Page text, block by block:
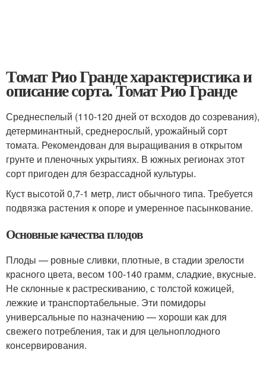
Томат Рио Гранде характеристика и
описание сорта. Томат Рио Гранде
Среднеспелый (110-120 дней от всходов до созревания),
детерминантный, среднерослый, урожайный сорт
томата. Рекомендован для выращивания в открытом
грунте и пленочных укрытиях. В южных регионах этот
сорт пригоден для безрассадной культуры.
Куст высотой 0,7-1 метр, лист обычного типа. Требуется
подвязка растения к опоре и умеренное пасынкование.
Основные качества плодов
Плоды — ровные сливки, плотные, в стадии зрелости
красного цвета, весом 100-140 грамм, сладкие, вкусные.
Не склонные к растрескиванию, с толстой кожицей,
лежкие и транспортабельные. Эти помидоры
универсальные по назначению — хороши как для
свежего потребления, так и для цельноплодного
консервирования.